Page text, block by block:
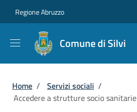
Regione Abruzzo
Comune di Silvi
Briciole di pane
Home / Servizi sociali /
Accedere a strutture socio sanitarie